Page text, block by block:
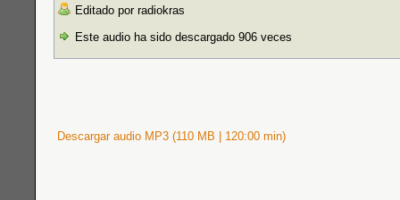
Editado por radiokras
Este audio ha sido descargado 906 veces
Descargar audio MP3 (110 MB | 120:00 min)